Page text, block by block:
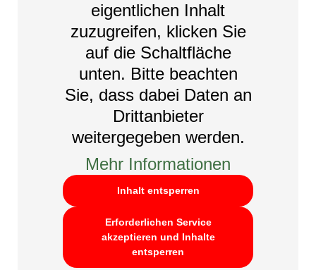
eigentlichen Inhalt
zuzugreifen, klicken Sie
auf die Schaltfläche
unten. Bitte beachten
Sie, dass dabei Daten an
Drittanbieter
weitergegeben werden.
Mehr Informationen
Inhalt entsperren
Erforderlichen Service
akzeptieren und Inhalte
entsperren